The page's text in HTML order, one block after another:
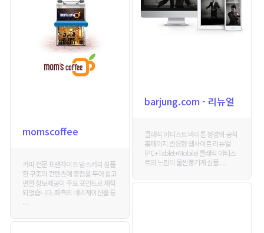
barjung.com - 리뉴얼
클래식 아티스트 바리톤 정경의 공식
홈페이지 반응형 웹사이트 리뉴얼
(PC+Tablet+Mobile) 클래식 아티스
트의 느낌이 물씬풍기게 심플 . . .
momscoffee
커피 전문 프랜차이즈 맘스커피 심플
한 구조의 컨텐츠에 중점을 두어 쉽고
편한 정보제공이 주요 포인트로 제작
되었습니다. 좌측의 네비게이션을 통
. . .